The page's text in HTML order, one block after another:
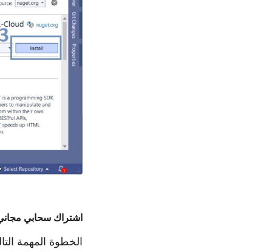
اشتراك سحابي
الخطوة المهمة